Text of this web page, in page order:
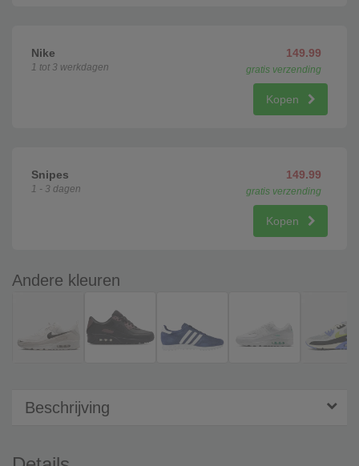
Nike
1 tot 3 werkdagen
149.99
gratis verzending
Kopen
Snipes
1 - 3 dagen
149.99
gratis verzending
Kopen
Andere kleuren
Beschrijving